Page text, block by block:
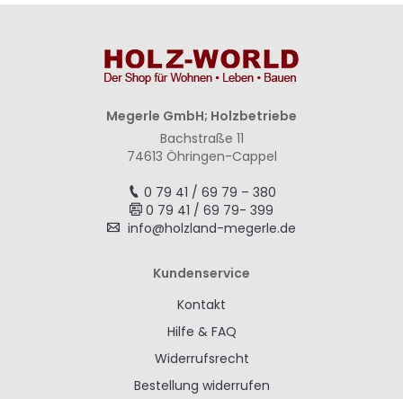
Megerle GmbH; Holzbetriebe
Bachstraße 11
74613 Öhringen-Cappel
0 79 41 / 69 79 – 380
0 79 41 / 69 79- 399
info@holzland-megerle.de
Kundenservice
Kontakt
Hilfe & FAQ
Widerrufsrecht
Bestellung widerrufen